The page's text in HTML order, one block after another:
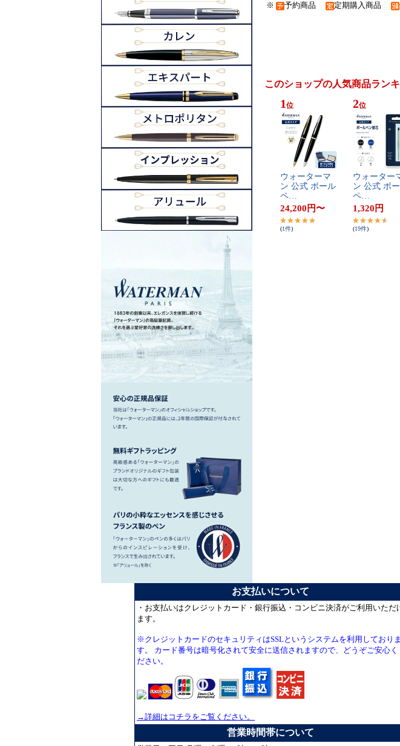
※ 予約商品 定期購入商品
このショップの人気商品ラン
1 位
ウ​ォ​ー​タ​ー​マ​
ン​ ​公​式​ ​ボ​ー​ル​
ペ​…
24,200 円〜
(1件)
2位
ウ​ォ​ー​タ​ー​
ン​ ​公​式​ ​ボ​
ペ​…
1,320 円
(19件)
お支払いについて
・お支払いはクレジットカード・銀行振込・コンビニ決済がご利用いただ
ます。
※クレジットカードのセキュリティはSSLというシステムを利用しておりま
す。 カード番号は暗号化されて安全に送信されますので、どうぞご安心く
ださい。
→詳細はコチラをご覧ください。
営業時間帯について